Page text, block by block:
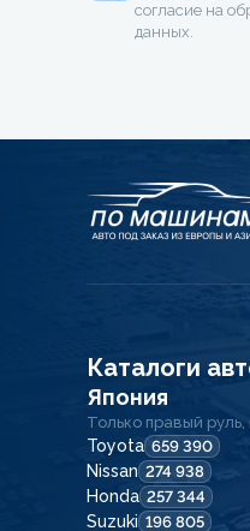
согласие на
данных.
Каталоги
Япония
Только правый
Toyota 659 390
Nissan 274 938
Honda 257 344
Suzuki 196 805